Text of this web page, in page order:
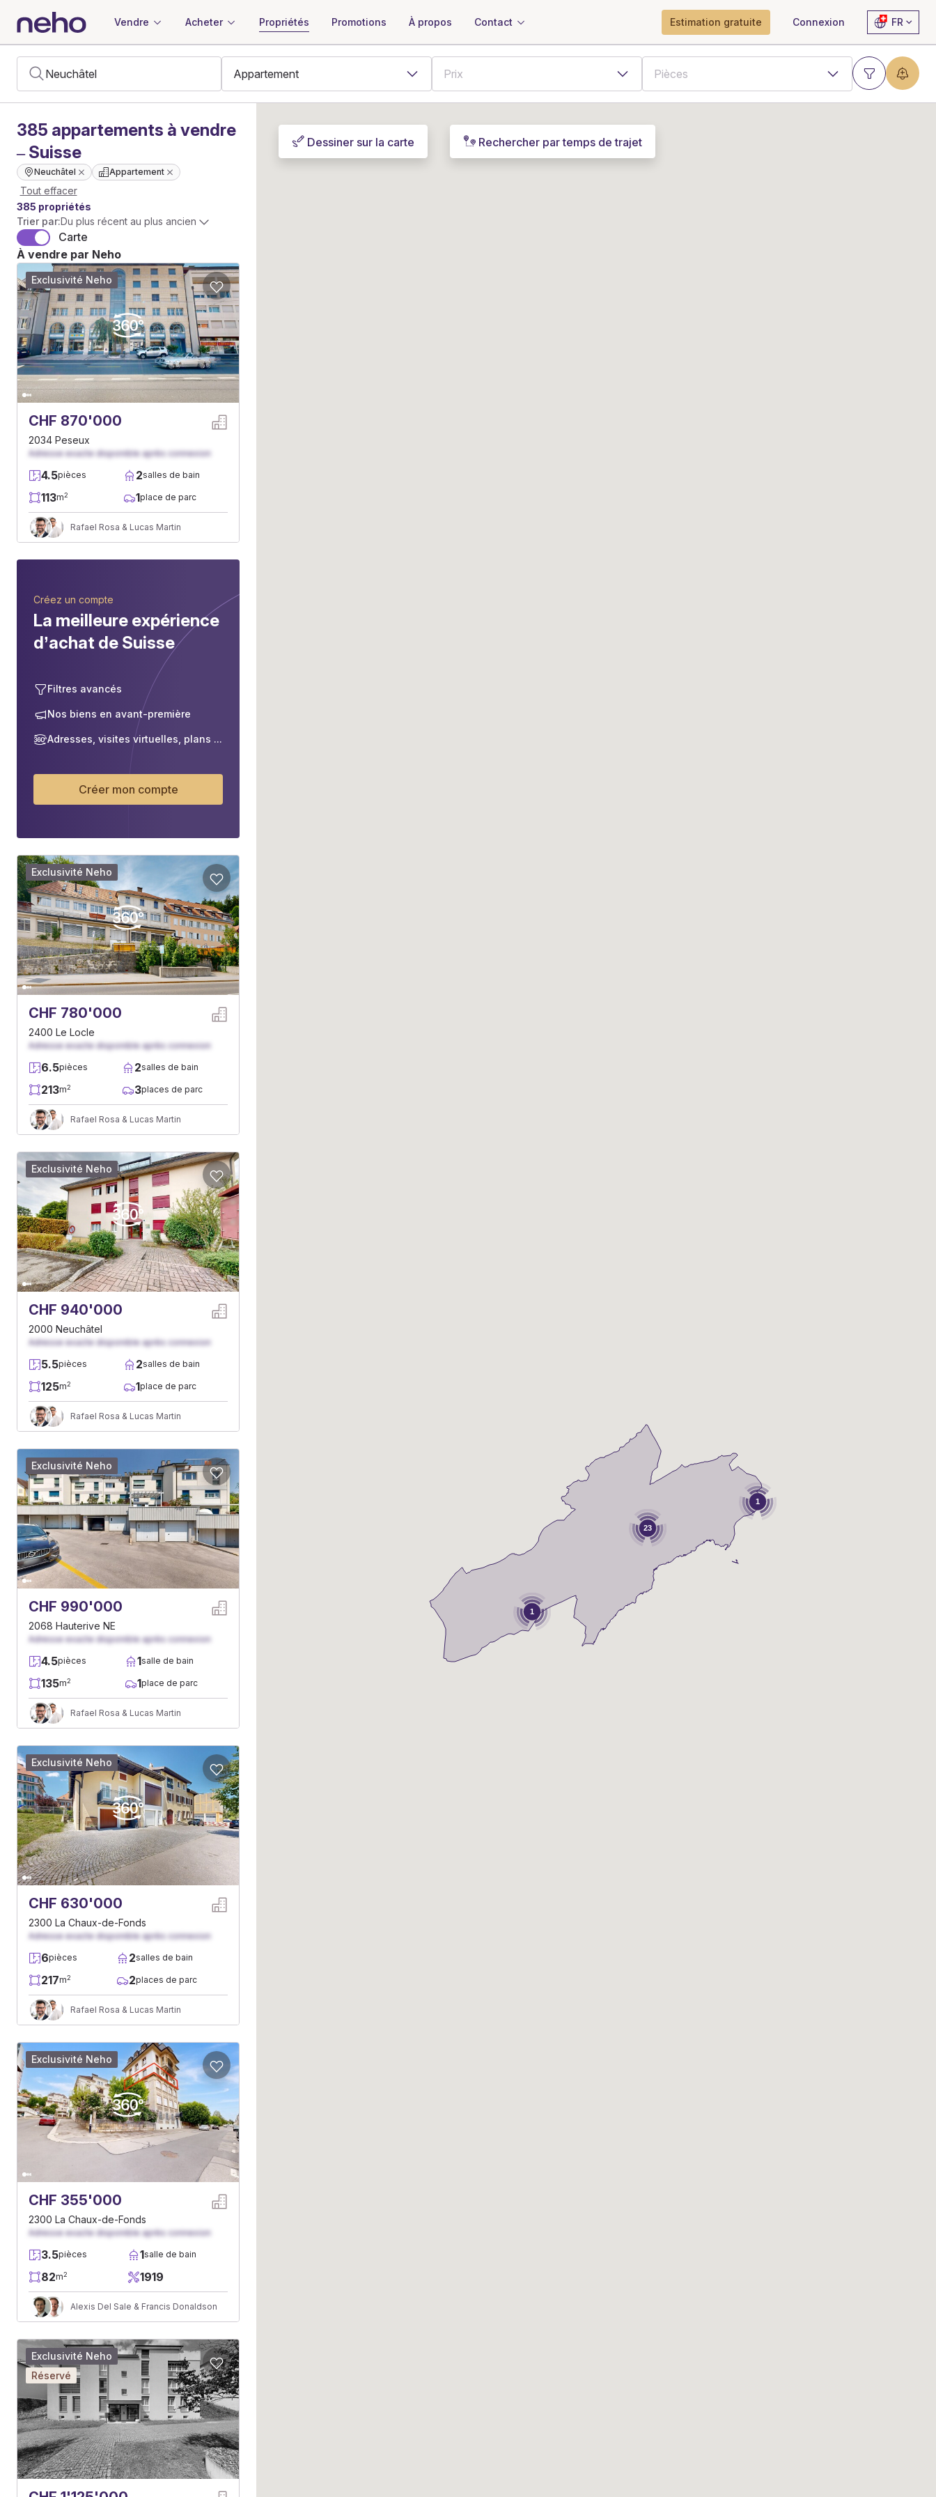
Vendre Acheter Propriétés Promotions À propos Contact Estimation gratuite Connexion FR
385 appartements à vendre
– Suisse
Neuchâtel Appartement
Tout effacer
385 propriétés
Trier par:Du plus récent au plus ancien
Carte
À vendre par Neho
CHF 870'000
2034 Peseux
Adresse exacte disponible après connexion
4.5pièces 2salles de bain
113m2 1place de parc
Rafael Rosa & Lucas Martin
Exclusivité Neho
Créez un compte
La meilleure expérience
d’achat de Suisse
Filtres avancés
Nos biens en avant-première
Adresses, visites virtuelles, plans ...
Créer mon compte
CHF 780'000
2400 Le Locle
Adresse exacte disponible après connexion
6.5pièces 2salles de bain
213m2 3places de parc
Rafael Rosa & Lucas Martin
Exclusivité Neho
CHF 940'000
2000 Neuchâtel
Adresse exacte disponible après connexion
5.5pièces 2salles de bain
125m2 1place de parc
Rafael Rosa & Lucas Martin
Exclusivité Neho
CHF 990'000
2068 Hauterive NE
Adresse exacte disponible après connexion
4.5pièces 1salle de bain
135m2 1place de parc
Rafael Rosa & Lucas Martin
Exclusivité Neho
CHF 630'000
2300 La Chaux-de-Fonds
Adresse exacte disponible après connexion
6pièces 2salles de bain
217m2 2places de parc
Rafael Rosa & Lucas Martin
Exclusivité Neho
CHF 355'000
2300 La Chaux-de-Fonds
Adresse exacte disponible après connexion
3.5pièces 1salle de bain
82m2 1919
Alexis Del Sale & Francis Donaldson
Exclusivité Neho
Exclusivité Neho
Réservé
Dessiner sur la carte Rechercher par temps de trajet